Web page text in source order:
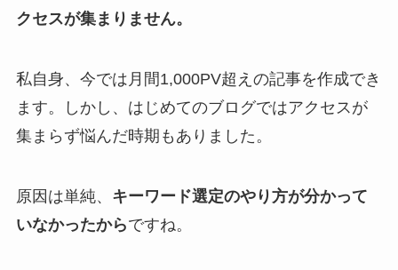
クセスが集まりません。
私自身、今では月間1,000PV超えの記事を作成でき
ます。しかし、はじめてのブログではアクセスが
集まらず悩んだ時期もありました。
原因は単純、 キーワード選定のやり方が分かって
いなかったからですね。